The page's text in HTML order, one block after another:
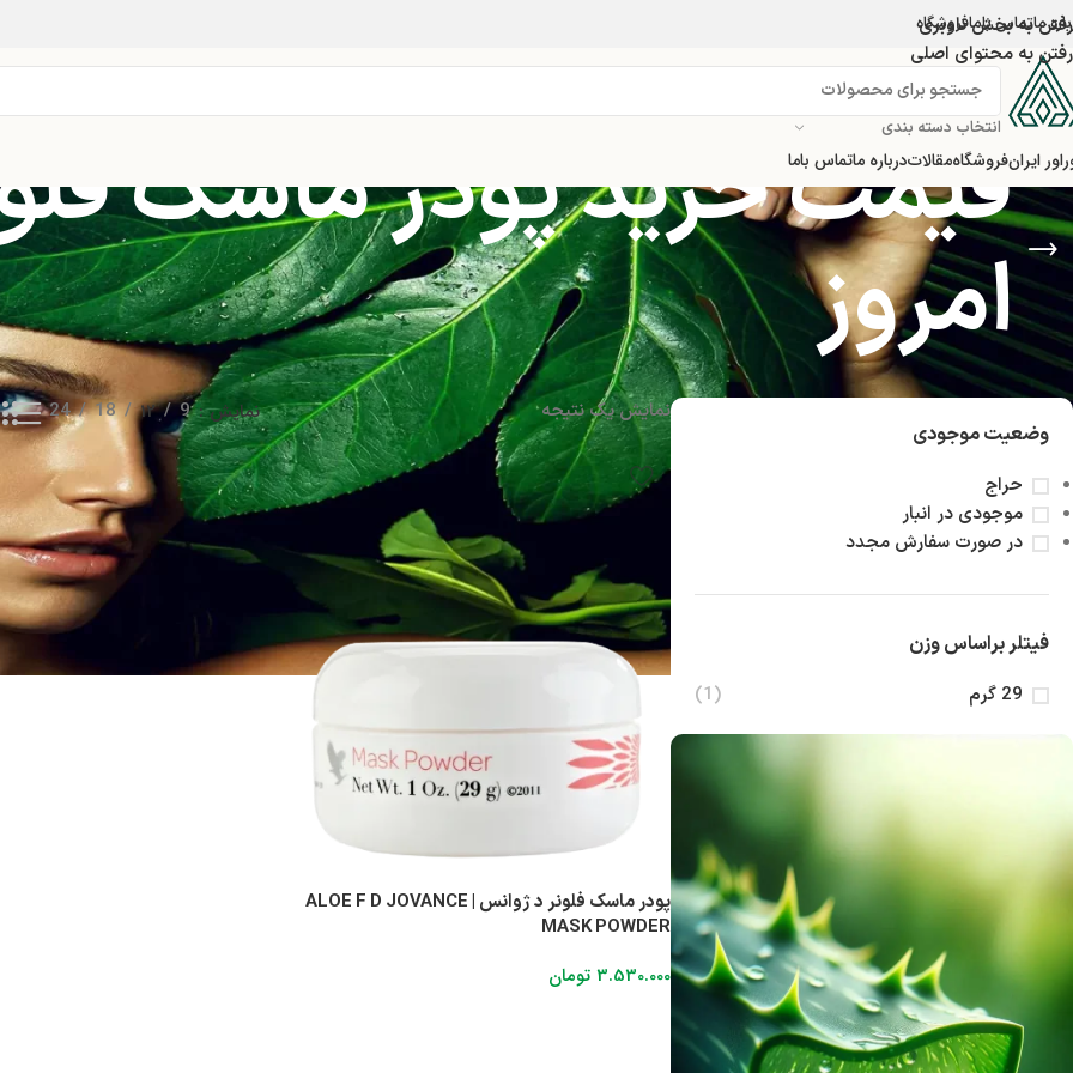
رفتن به بخش ناوبری
رفتن به محتوای اصلی
ماتماس بامافروشگاه
انتخاب دسته بندی
ایرانفروشگاهمقالاتدرباره ماتماس باما
قیمت خرید پودر ماسک
امروز
وضعیت موجودی
حراج
موجودی در انبار
در صورت سفارش مجدد
فیتلر براساس وزن
29 گرم (1)
نمایش یک نتیجه نمایش 9
12
18
24
پودر ماسک فلونر د ژوانس | ALOE F D JOVANCE
MASK POWDER
3.530.000 تومان